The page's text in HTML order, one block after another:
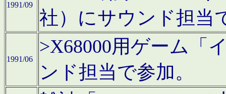
1991/09
社）にサウンド担当
1991/06
>X68000用ゲーム「
ンド担当で参加。